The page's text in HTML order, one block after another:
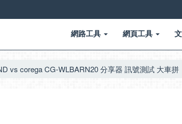
網路工具 網頁工具
vs corega CG-WLBARN20 分享器 訊號測試 大車拼